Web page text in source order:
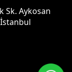
Sk. Aykosan